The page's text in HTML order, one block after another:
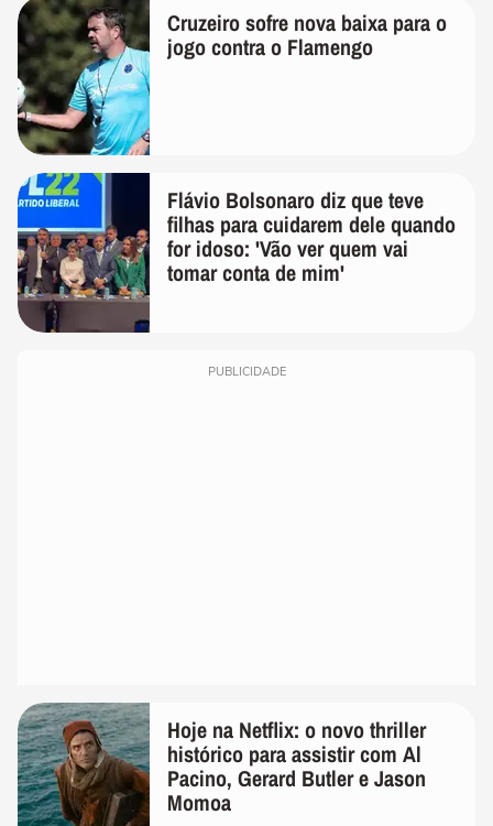
Cruzeiro sofre nova baixa para o
jogo contra o Flamengo
Flávio Bolsonaro diz que teve
filhas para cuidarem dele quando
for idoso: 'Vão ver quem vai
tomar conta de mim'
PUBLICIDADE
Hoje na Netflix: o novo thriller
histórico para assistir com Al
Pacino, Gerard Butler e Jason
Momoa